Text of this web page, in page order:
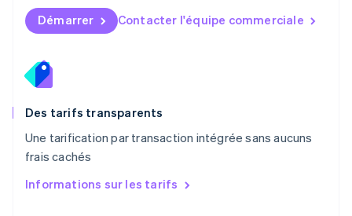
Démarrer Contacter l'équipe commerciale
Des tarifs transparents
Une tarification par transaction intégrée sans aucuns
frais cachés
Informations sur les tarifs
English
Nouvelle-Zélande
Pays-Bas
Nederlands
English
PortuguêsEnglish
R.A.S. de Hong Kong, Chine
English